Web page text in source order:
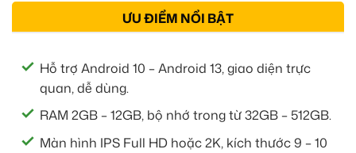
ƯU ĐIỂM NỔI BẬT
Hỗ trợ Android 10 – Android 13, giao diện trực
quan, dễ dùng.
RAM 2GB – 12GB, bộ nhớ trong từ 32GB – 512GB.
Màn hình IPS Full HD hoặc 2K, kích thước 9 – 10